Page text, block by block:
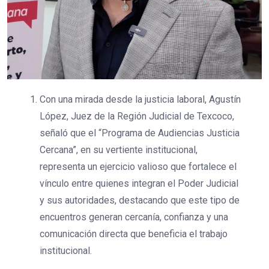
Con una mirada desde la justicia laboral, Agustín
López, Juez de la Región Judicial de Texcoco,
señaló que el “Programa de Audiencias Justicia
Cercana”, en su vertiente institucional,
representa un ejercicio valioso que fortalece el
vínculo entre quienes integran el Poder Judicial
y sus autoridades, destacando que este tipo de
encuentros generan cercanía, confianza y una
comunicación directa que beneficia el trabajo
institucional.